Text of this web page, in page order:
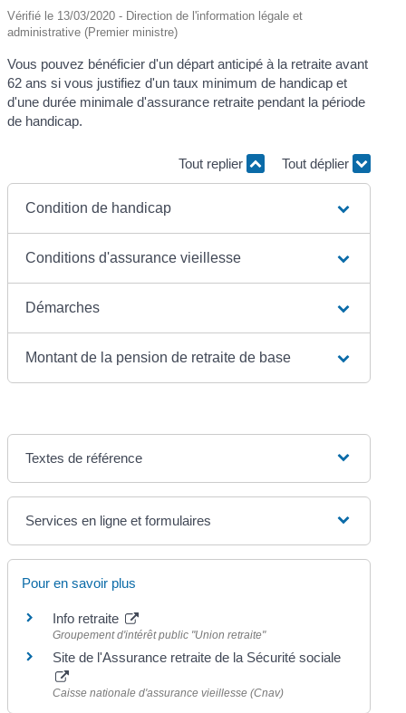
Vérifié le 13/03/2020 - Direction de l'information légale et
administrative (Premier ministre)
Vous pouvez bénéficier d'un départ anticipé à la retraite avant
62 ans si vous justifiez d'un taux minimum de handicap et
d'une durée minimale d'assurance retraite pendant la période
de handicap.
Tout replier Tout déplier
Condition de handicap
Conditions d'assurance vieillesse
Démarches
Montant de la pension de retraite de base
Textes de référence
Services en ligne et formulaires
Pour en savoir plus
Info retraite
Groupement d'intérêt public "Union retraite"
Site de l'Assurance retraite de la Sécurité sociale
Caisse nationale d'assurance vieillesse (Cnav)